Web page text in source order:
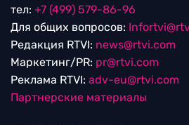
тел: +7 (499) 579-86-96
Для общих вопросов:
Редакция RTVI: news@rtvi.com
Маркетинг/PR: pr@rtvi.com
Реклама RTVI: adv-eu@rtvi.com
Партнерские материалы